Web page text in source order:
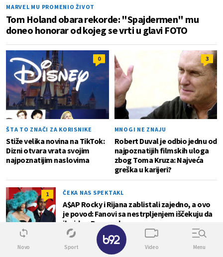
MARVEL MU PROMENIO ŽIVOT
Tom Holand obara rekorde: "Spajdermen" mu
doneo honorar od kojeg se vrti u glavi FOTO
0
ŠTA TO ZNAČI ZA KORISNIKE
Stiže velika novina na TikTok:
Dizni otvara vrata svojim
najpoznatijim naslovima
3
MNOGI NE ZNAJU
Robert Duval je odbio jednu od
najpoznatijih filmskih uloga
zbog Toma Kruza: Najveća
greška u karijeri?
1 ČEKA NAS SPEKTAKL
A$AP Rocky i Rijana zablistali zajedno, a ovo
je povod: Fanovi sa nestrpljenjem iščekuju da
ih vide u Beogradu
Novo Sport Video Menu
✕